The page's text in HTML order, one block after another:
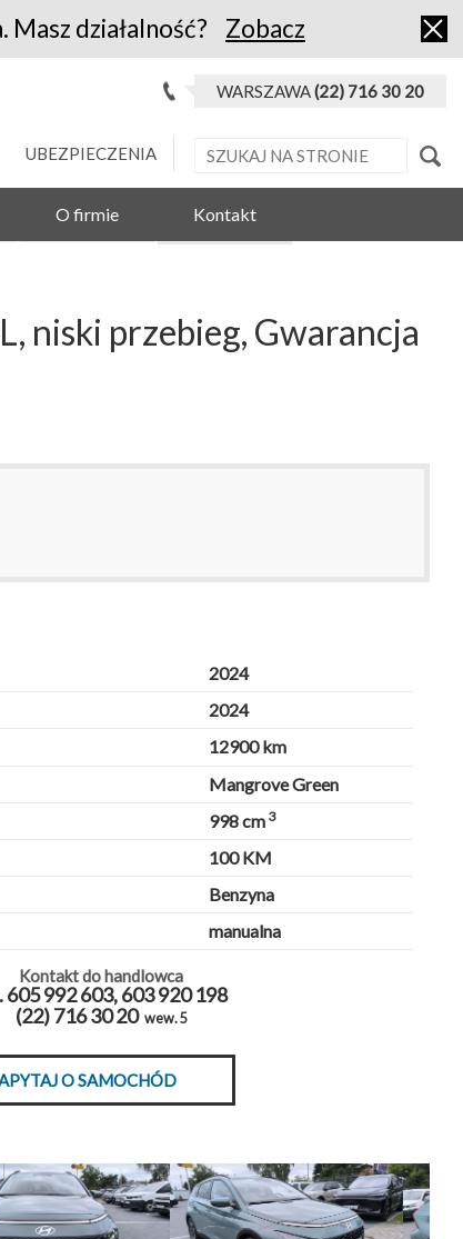
Masz działalność? Zobacz
WARSZAWA(22) 716 30 20
UBEZPIECZENIA
O firmie Kontakt
niski przebieg, Gwarancja
2024
2024
12900 km
Mangrove Green
998 cm 3
100 KM
Benzyna
manualna
Kontakt do handlowca
605 992 603, 603 920 198
(22) 716 30 20 wew. 5
O SAMOCHÓD